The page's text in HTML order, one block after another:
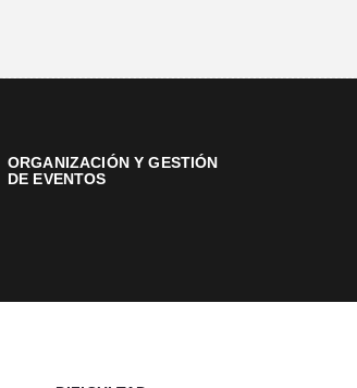
ORGANIZACIÓN Y GESTIÓN
DE EVENTOS